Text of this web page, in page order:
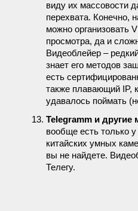
виду их массовости
перехвата. Конечно,
можно организовать
просмотра, да и
Видеоблейер –
знает его методов
есть
также плавающий IP,
удавалось поймать
13.Telegramm и
вообще есть только
китайских умных
вы не найдете.
Телегу.